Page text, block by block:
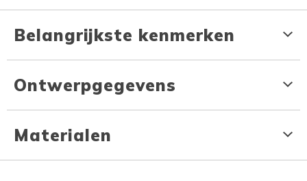
Belangrijkste kenmerken
Ontwerpgegevens
Materialen